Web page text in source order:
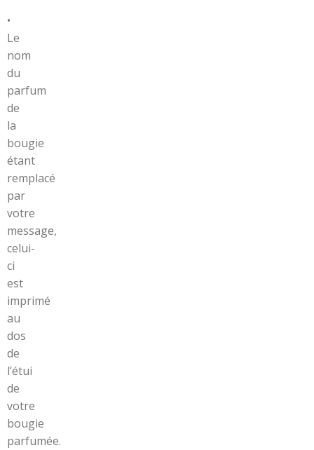
•
Le
nom
du
parfum
de
la
bougie
étant
remplacé
par
votre
message,
celui-
ci
est
imprimé
au
dos
de
l’étui
de
votre
bougie
parfumée.